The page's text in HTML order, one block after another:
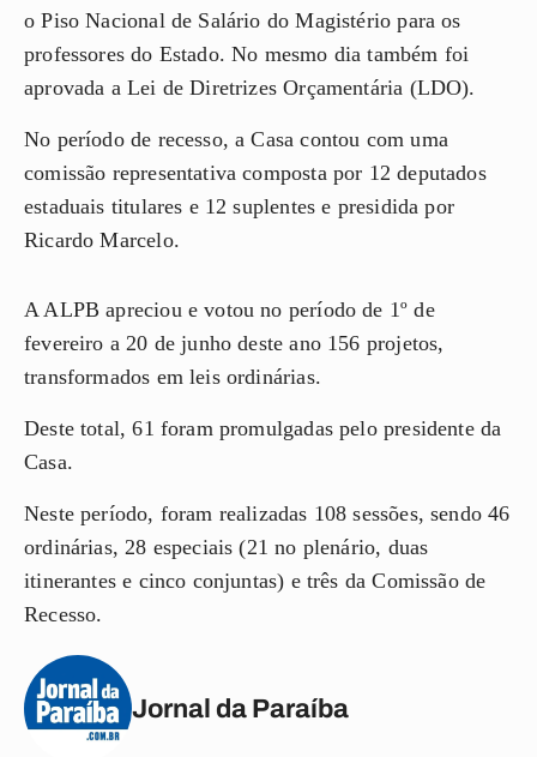
o Piso Nacional de Salário do Magistério para os
professores do Estado. No mesmo dia também foi
aprovada a Lei de Diretrizes Orçamentária (LDO).
No período de recesso, a Casa contou com uma
comissão representativa composta por 12 deputados
estaduais titulares e 12 suplentes e presidida por
Ricardo Marcelo.
A ALPB apreciou e votou no período de 1º de
fevereiro a 20 de junho deste ano 156 projetos,
transformados em leis ordinárias.
Deste total, 61 foram promulgadas pelo presidente da
Casa.
Neste período, foram realizadas 108 sessões, sendo 46
ordinárias, 28 especiais (21 no plenário, duas
itinerantes e cinco conjuntas) e três da Comissão de
Recesso.
Jornal da Paraíba